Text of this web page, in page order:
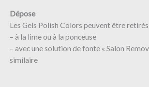
Dépose
Les Gels Polish Colors peuvent être retirés
– à la lime ou à la ponceuse
– avec une solution de fonte « Salon
similaire ​